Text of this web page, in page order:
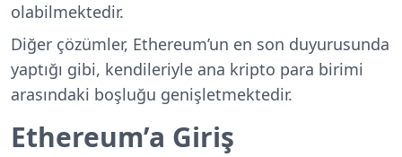
olabilmektedir.
Diğer çözümler, Ethereum’un en son duyurusunda
yaptığı gibi, kendileriyle ana kripto para birimi
arasındaki boşluğu genişletmektedir.
Ethereum’a Giriş